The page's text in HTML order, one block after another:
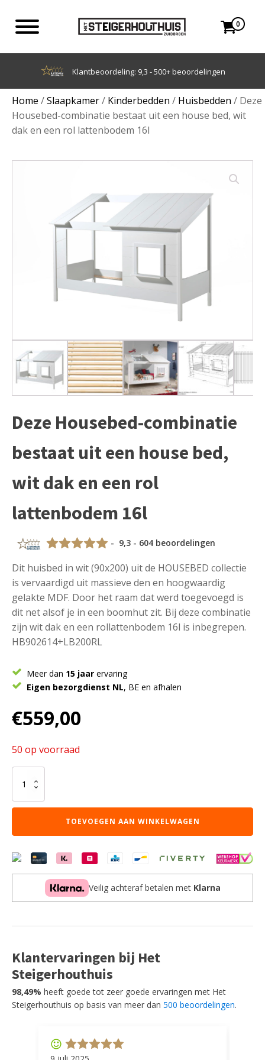
0
Achteraf betalen met Klarna
Home /Slaapkamer/ Kinderbedden / Huisbedden / Deze
Housebed-combinatie bestaat uit een house bed, wit
dak en een rol lattenbodem 16l
Deze Housebed-combinatie
bestaat uit een house bed,
wit dak en een rol
lattenbodem 16l
- 9,3 - 604 beoordelingen
Dit huisbed in wit (90x200) uit de HOUSEBED collectie
is vervaardigd uit massieve den en hoogwaardig
gelakte MDF. Door het raam dat werd toegevoegd is
dit net alsof je in een boomhut zit. Bij deze combinatie
zijn wit dak en een rollattenbodem 16l is inbegrepen.
HB902614+LB200RL
Meer dan 15 jaar ervaring
Eigen bezorgdienst NL, BE en afhalen
€559,00
50 op voorraad
Housebed-
combinatie
bestaat
een
bed,
een
TOEVOEGEN AAN WINKELWAGEN
Veilig achteraf betalen met Klarna
Klantervaringen bij Het
Steigerhouthuis
98,49% heeft goede tot zeer goede ervaringen met Het
Steigerhouthuis op basis van meer dan 500 beoordelingen.